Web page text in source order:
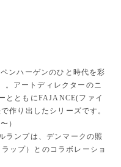
ンハーゲンのひと時代を彩
。アートディレクターのニ
とともにFAJANCE(ファイ
作り出したシリーズです。
）
ランプは、デンマークの照
ップ）とのコラボレーショ